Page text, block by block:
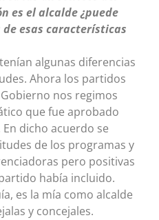
es el alcalde ¿puede
esas características
algunas diferencias
Ahora los partidos
nos regimos
que fue aprobado
dicho acuerdo se
de los programas y
pero positivas
había incluido.
es la mía como alcalde
y concejales.